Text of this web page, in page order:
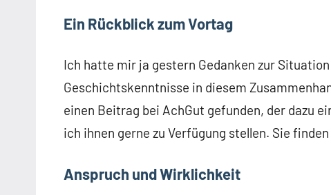
Ein Rückblick zum Vortag
Ich hatte mir ja gestern Gedanken zur
Geschichtskenntnisse in diesem
einen Beitrag bei AchGut gefunden, der dazu
ich ihnen gerne zu Verfügung stellen. Sie finden
Anspruch und Wirklichkeit